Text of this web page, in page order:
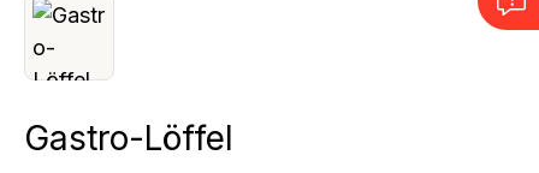
Gastro-Löffel